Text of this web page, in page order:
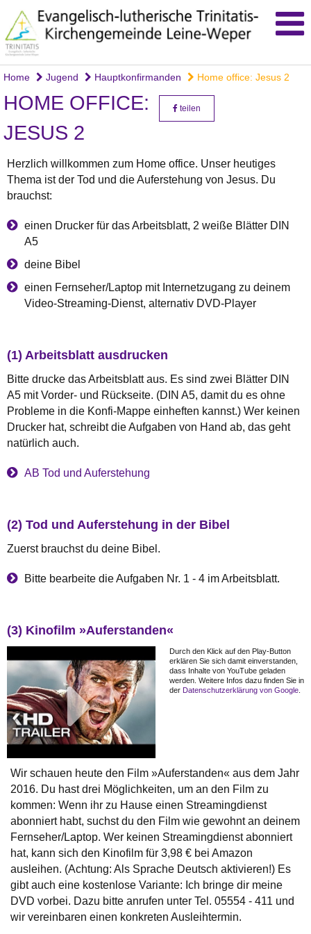
Home Jugend Hauptkonfirmanden Home office: Jesus 2
HOME OFFICE:
JESUS 2
teilen
Herzlich willkommen zum Home office. Unser heutiges
Thema ist der Tod und die Auferstehung von Jesus. Du
brauchst:
einen Drucker für das Arbeitsblatt, 2 weiße Blätter DIN
A5
deine Bibel
einen Fernseher/Laptop mit Internetzugang zu deinem
Video-Streaming-Dienst, alternativ DVD-Player
(1) Arbeitsblatt ausdrucken
Bitte drucke das Arbeitsblatt aus. Es sind zwei Blätter DIN
A5 mit Vorder- und Rückseite. (DIN A5, damit du es ohne
Probleme in die Konfi-Mappe einheften kannst.) Wer keinen
Drucker hat, schreibt die Aufgaben von Hand ab, das geht
natürlich auch.
AB Tod und Auferstehung
(2) Tod und Auferstehung in der Bibel
Zuerst brauchst du deine Bibel.
Bitte bearbeite die Aufgaben Nr. 1 - 4 im Arbeitsblatt.
(3) Kinofilm »Auferstanden«
Durch den Klick auf den Play-Button
erklären Sie sich damit einverstanden,
dass Inhalte von YouTube geladen
werden. Weitere Infos dazu finden Sie in
der Datenschutzerklärung von Google
Wir schauen heute den Film »Auferstanden« aus dem Jahr
2016. Du hast drei Möglichkeiten, um an den Film zu
kommen: Wenn ihr zu Hause einen Streamingdienst
abonniert habt, suchst du den Film wie gewohnt an deinem
Fernseher/Laptop. Wer keinen Streamingdienst abonniert
hat, kann sich den Kinofilm für 3,98 € bei Amazon
ausleihen. (Achtung: Als Sprache Deutsch aktivieren!) Es
gibt auch eine kostenlose Variante: Ich bringe dir meine
DVD vorbei. Dazu bitte anrufen unter Tel. 05554 - 411 und
wir vereinbaren einen konkreten Ausleihtermin.